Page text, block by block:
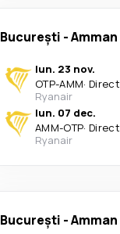
București -Amman
lun. 23 nov.
OTP-AMM· Direct
Ryanair
lun. 07 dec.
AMM-OTP· Direct
Ryanair
București -Amman